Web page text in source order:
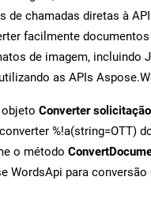
de chamadas diretas à API
facilmente
de imagem, incluindo
utilizando as APIs
Converter
%!a(string=OTT)
o método
WordsApi para conversão